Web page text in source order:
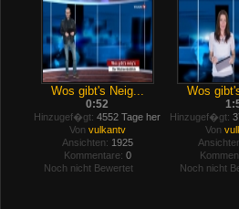
Wos gibt's Neig...
0:52
Hinzugef�gt: 4552 Tage her
Von vulkantv
Ansichten: 1925
Kommentare: 0
Noch nicht Bewertet
Wos
Hinzugef�gt:
Von
Noch nicht